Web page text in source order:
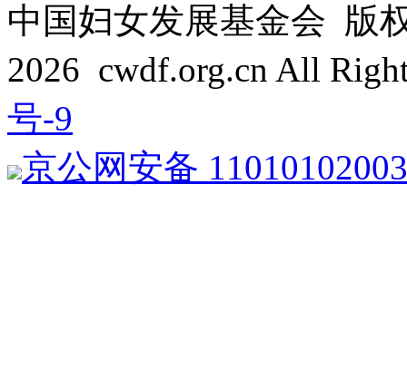
中国妇女发展基金会 版
2026 cwdf.org.cn All
号-9
京公网安备